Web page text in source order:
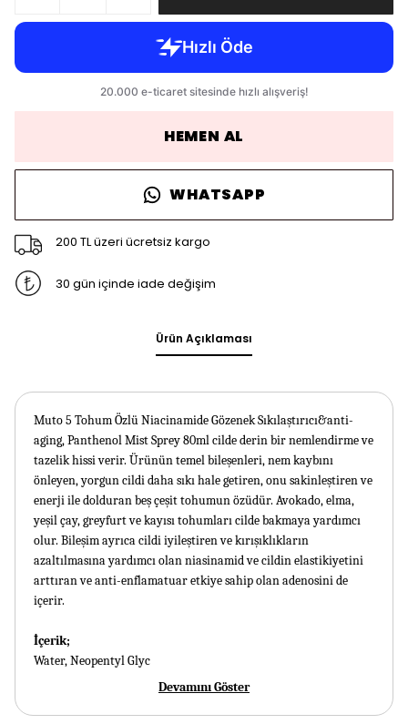
HEMEN AL
WHATSAPP
200 TL üzeri ücretsiz kargo
30 gün içinde iade değişim
Ürün Açıklaması
Muto 5 Tohum Özlü Niacinamide Gözenek Sıkılaştırıcı&anti-
aging, Panthenol Mist Sprey 80ml cilde derin bir nemlendirme ve
tazelik hissi verir. Ürünün temel bileşenleri, nem kaybını
önleyen, yorgun cildi daha sıkı hale getiren, onu sakinleştiren ve
enerji ile dolduran beş çeşit tohumun özüdür. Avokado, elma,
yeşil çay, greyfurt ve kayısı tohumları cilde bakmaya yardımcı
olur. Bileşim ayrıca cildi iyileştiren ve kırışıklıkların
azaltılmasına yardımcı olan niasinamid ve cildin elastikiyetini
arttıran ve anti-enflamatuar etkiye sahip olan adenosini de
içerir.
İçerik;
Water, Neopentyl Glyc
Devamını Göster